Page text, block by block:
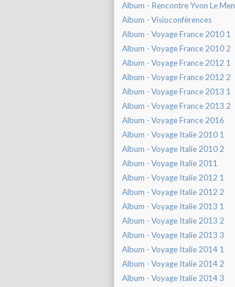
Album - Rencontre Yvon Le Men
Album - Visioconfèrences
Album - Voyage France 2010 1
Album - Voyage France 2010 2
Album - Voyage France 2012 1
Album - Voyage France 2012 2
Album - Voyage France 2013 1
Album - Voyage France 2013 2
Album - Voyage France 2016
Album - Voyage Italie 2010 1
Album - Voyage Italie 2010 2
Album - Voyage Italie 2011
Album - Voyage Italie 2012 1
Album - Voyage Italie 2012 2
Album - Voyage Italie 2013 1
Album - Voyage Italie 2013 2
Album - Voyage Italie 2013 3
Album - Voyage Italie 2014 1
Album - Voyage Italie 2014 2
Album - Voyage Italie 2014 3